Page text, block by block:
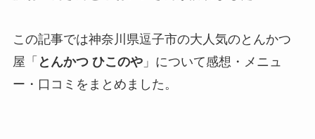
この記事では神奈川県逗子市の大人気のとんかつ
屋「 とんかつ ひこのや」について感想・メニュ
ー・口コミをまとめました。